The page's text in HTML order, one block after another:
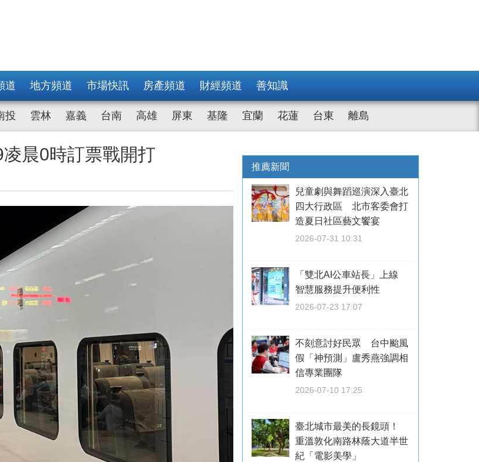
道 地方頻道 市場快訊 房產頻道 財經頻道 善知識
投 雲林 嘉義 台南 高雄 屏東 基隆 宜蘭 花蓮 台東 離島
晨0時訂票戰開打
推薦新聞
兒童劇與舞蹈巡演深入臺北
四大行政區 北市客委會打
造夏日社區藝文饗宴
2026-07-31 10:31
「雙北AI公車站長」上線
智慧服務提升便利性
2026-07-23 17:07
不刻意討好民眾 台中颱風
假「神預測」盧秀燕強調相
信專業團隊
2026-07-10 17:25
臺北城市最美的長鏡頭！
重溫敦化南路林蔭大道半世
紀「電影美學」